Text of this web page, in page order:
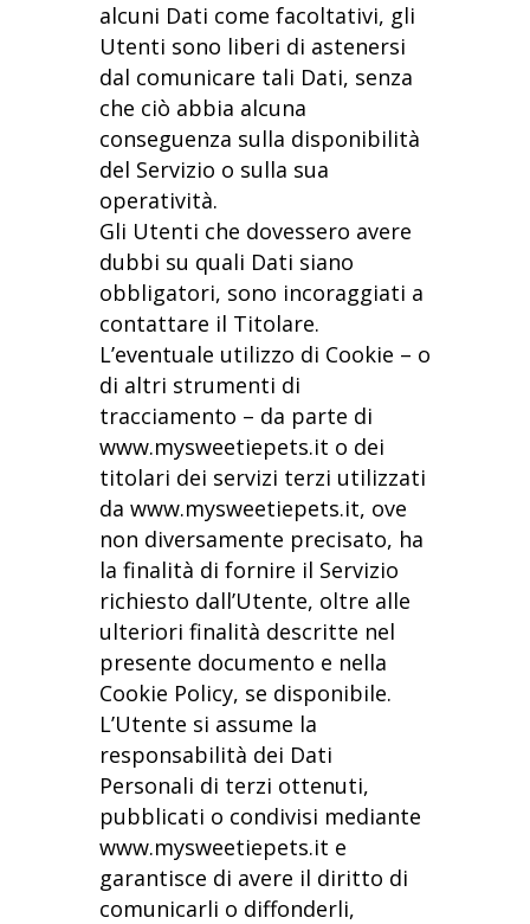
alcuni Dati come facoltativi, gli
Utenti sono liberi di astenersi
dal comunicare tali Dati, senza
che ciò abbia alcuna
conseguenza sulla disponibilità
del Servizio o sulla sua
operatività.
Gli Utenti che dovessero avere
dubbi su quali Dati siano
obbligatori, sono incoraggiati a
contattare il Titolare.
L’eventuale utilizzo di Cookie – o
di altri strumenti di
tracciamento – da parte di
www.mysweetiepets.it o dei
titolari dei servizi terzi utilizzati
da www.mysweetiepets.it, ove
non diversamente precisato, ha
la finalità di fornire il Servizio
richiesto dall’Utente, oltre alle
ulteriori finalità descritte nel
presente documento e nella
Cookie Policy, se disponibile.
L’Utente si assume la
responsabilità dei Dati
Personali di terzi ottenuti,
pubblicati o condivisi mediante
www.mysweetiepets.it e
garantisce di avere il diritto di
comunicarli o diffonderli,